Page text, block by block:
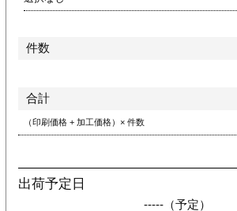
加工
印刷
件数
合計
（印刷価格 + 加工価格）× 件数
出荷予定日
-----（予定）